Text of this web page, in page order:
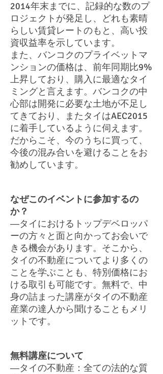
2014年末までに、記録的な数のプ
ロジェクトが発足し、どれも素晴
らしい賃貸レートのもと、高い投
資収益率を示しています。
また、バンコクのプライベットマ
ンションの価格は、前年同期比9%
上昇しており、購入に最適なタイ
ミングと言えます。バンコクの中
心部は開発に必要な土地が不足し
てきており、またタイはAEC2015
に着手しているように伺えます。
だからこそ、今のうちに買って、
今後の混み合いを避けることをお
勧めしています。
なぜこのイベントに参加するの
か？
―タイにおけるトップデベロッパ
ーの方々と面と向かってお会いで
きる機会があります。そこから、
タイの不動産についてより多くの
ことを学ぶことも、特別価格にお
ける取引も可能です。無料で、中
身の詰まった講座がタイの不動産
産業の達人から聞けることもメリ
ットです。
無料講座について
―タイの不動産：全ての法的な質